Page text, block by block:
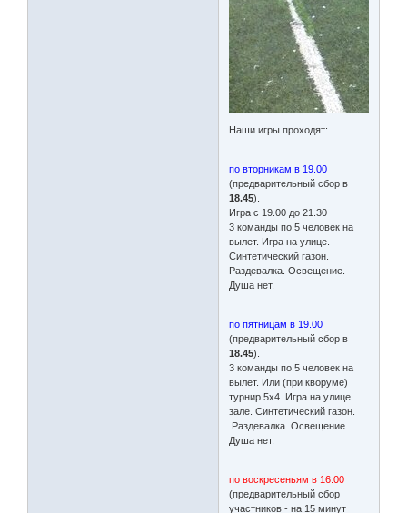
Наши игры проходят:
по вторникам в 19.00
(предварительный сбор в
18.45).
Игра с 19.00 до 21.30
3 команды по 5 человек на
вылет. Игра на улице.
Синтетический газон.
Раздевалка. Освещение.
Душа нет.
по пятницам в 19.00
(предварительный сбор в
18.45).
3 команды по 5 человек на
вылет. Или (при кворуме)
турнир 5х4. Игра на улице
зале. Синтетический газон.
Раздевалка. Освещение.
Душа нет.
по воскресеньям в 16.00
(предварительный сбор
участников - на 15 минут